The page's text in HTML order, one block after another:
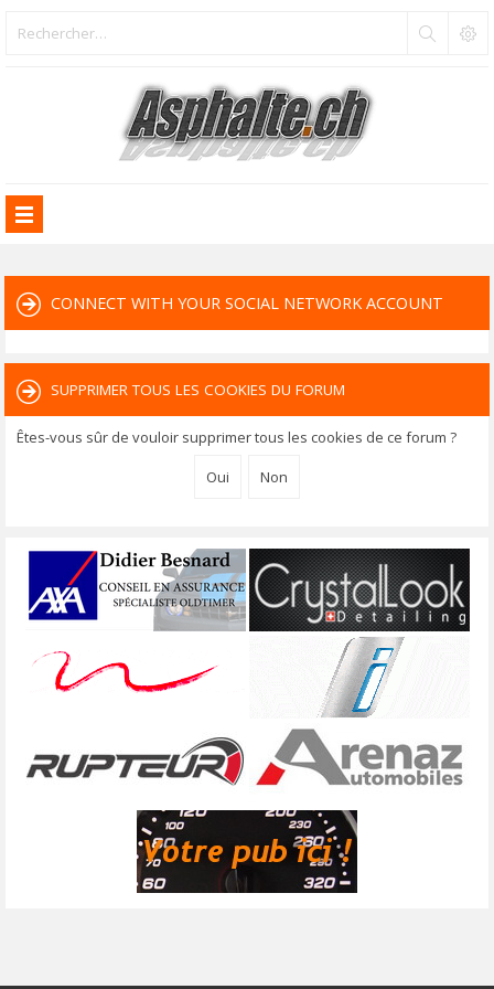
CONNECT WITH YOUR SOCIAL NETWORK ACCOUNT
SUPPRIMER TOUS LES COOKIES DU FORUM
Êtes-vous sûr de vouloir supprimer tous les cookies de ce forum ?